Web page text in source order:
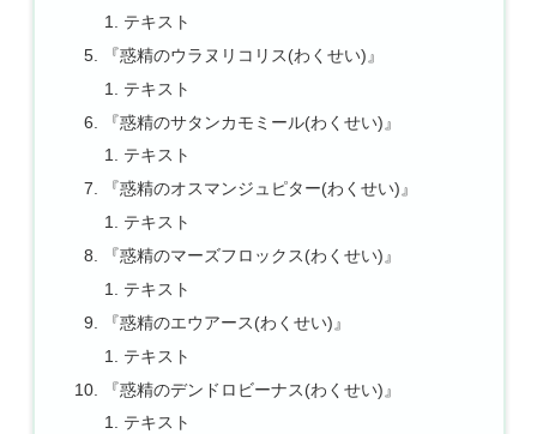
テキスト
『惑精のウラヌリコリス(わくせい)』
テキスト
『惑精のサタンカモミール(わくせい)』
テキスト
『惑精のオスマンジュピター(わくせい)』
テキスト
『惑精のマーズフロックス(わくせい)』
テキスト
『惑精のエウアース(わくせい)』
テキスト
『惑精のデンドロビーナス(わくせい)』
テキスト